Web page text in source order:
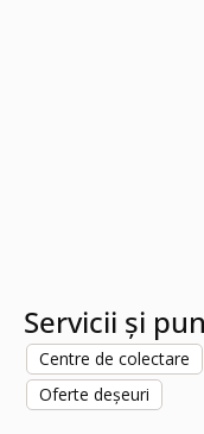
Servicii și
Centre de colectare
Oferte deșeuri